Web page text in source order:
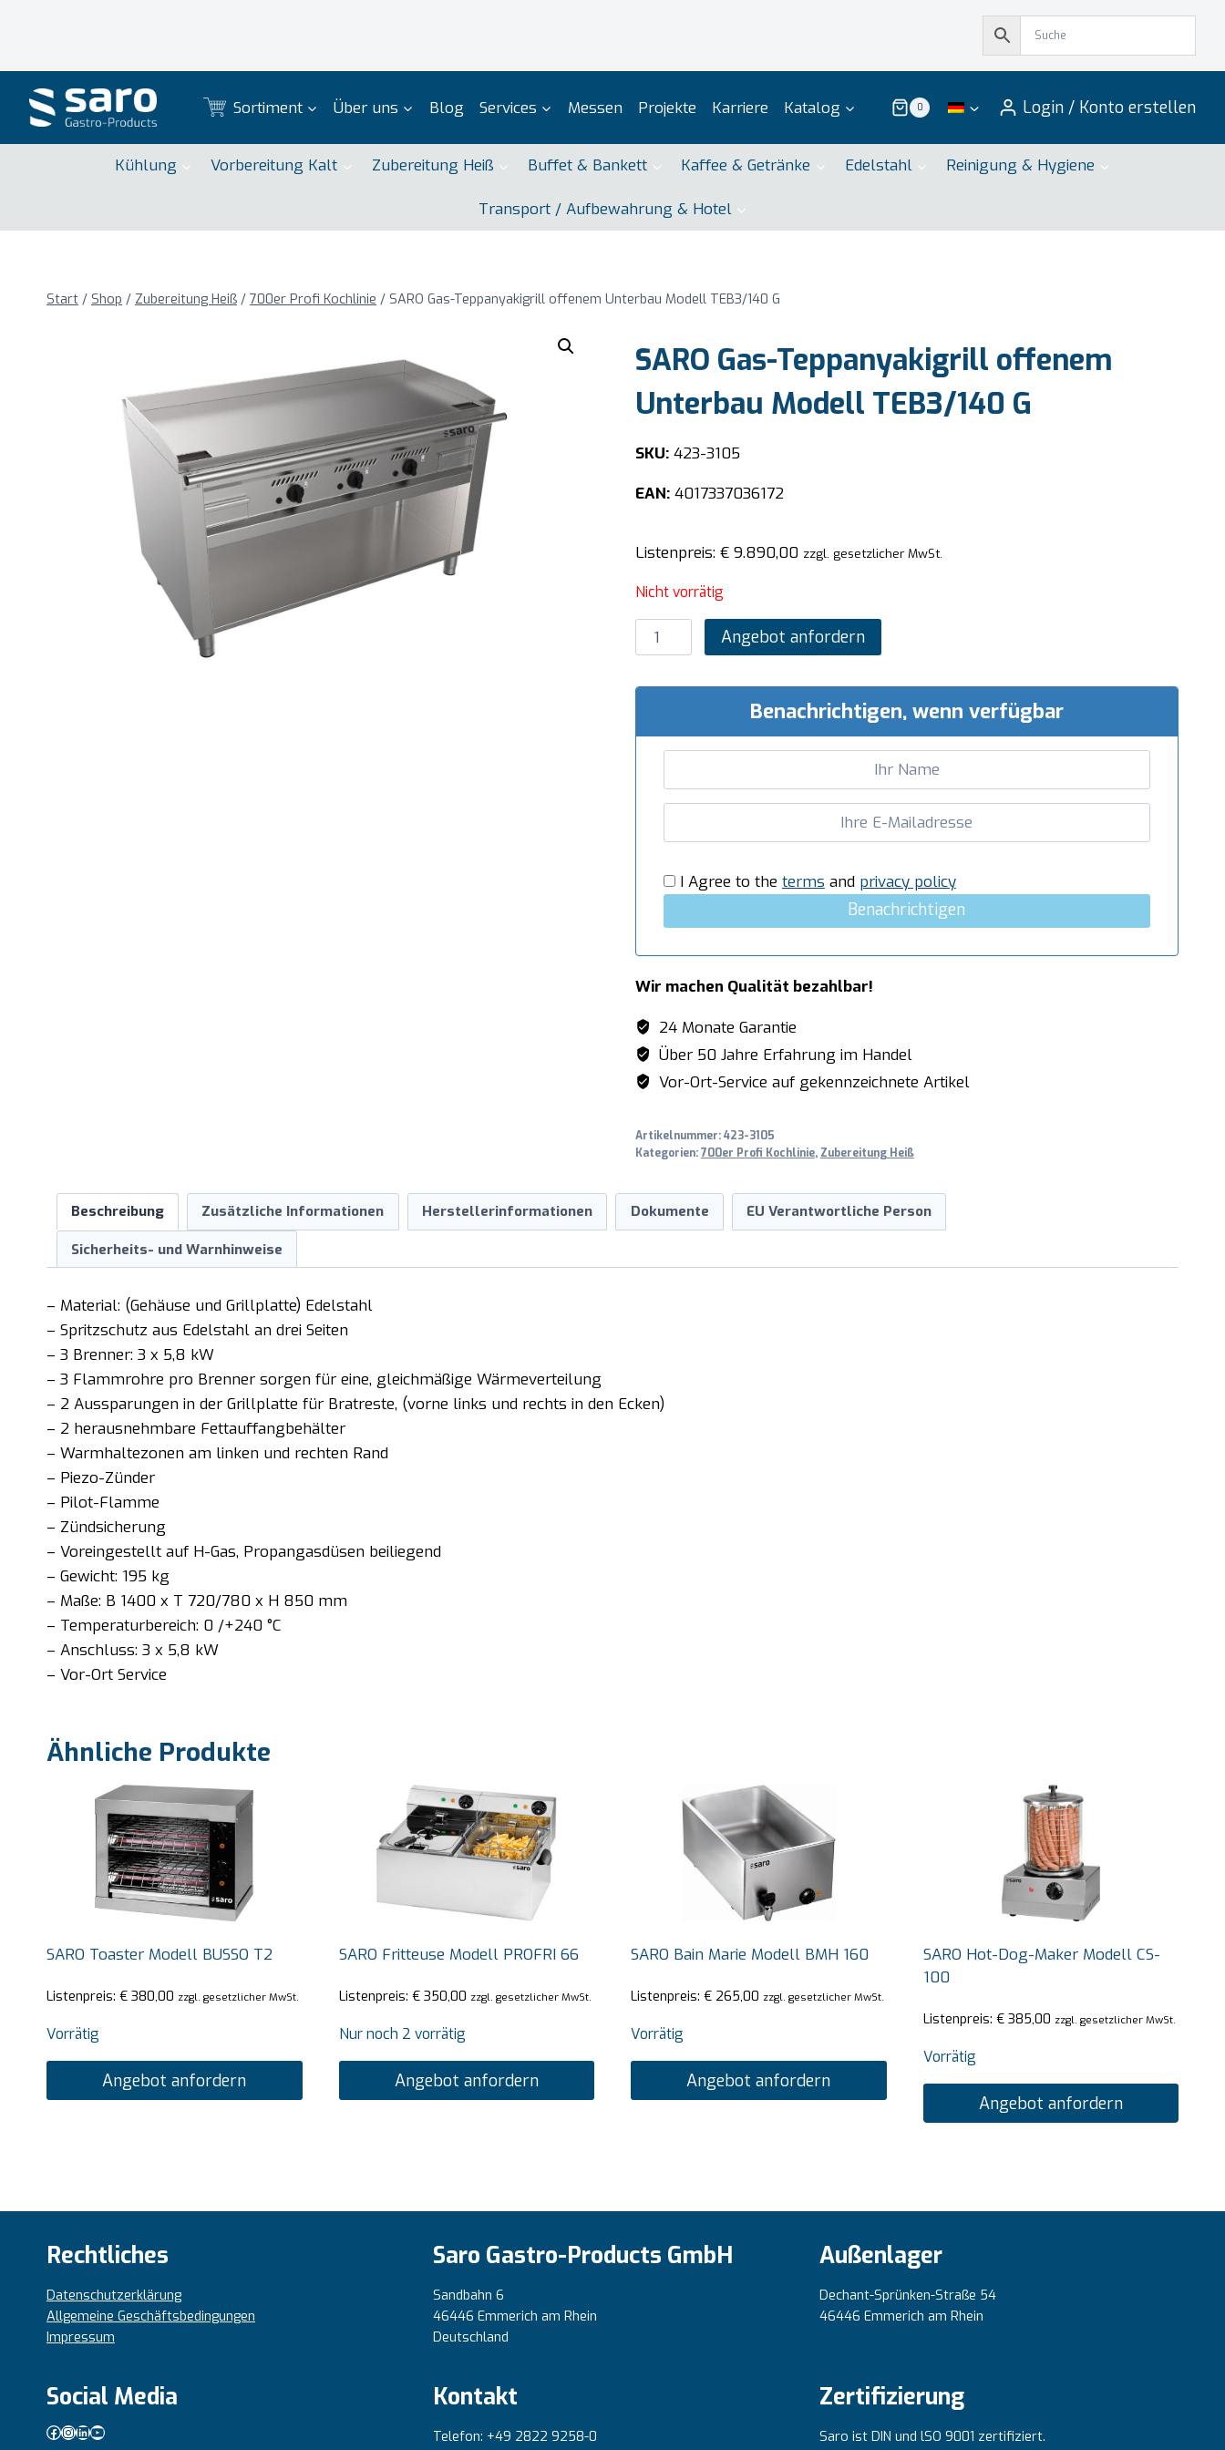
Sortiment Über uns Blog Services Messen Projekte Karriere Katalog 0 Login / Konto erstellen
Kühlung Vorbereitung Kalt Zubereitung Heiß Buffet & Bankett Kaffee & Getränke Edelstahl Reinigung & Hygiene
Transport / Aufbewahrung & Hotel
Start / Shop / Zubereitung Heiß / 700er Profi Kochlinie / SARO Gas-Teppanyakigrill offenem Unterbau Modell TEB3/140 G
SARO Gas-Teppanyakigrill offenem
Unterbau Modell TEB3/140 G
SKU:423-3105
EAN:4017337036172
Listenpreis: €9.890,00 zzgl. gesetzlicher MwSt.
Nicht vorrätig
SARO
Gas-
Modell
Angebot anfordern
Benachrichtigen, wenn verfügbar
I Agree to the terms and privacy policy
Benachrichtigen
Wir machen Qualität bezahlbar!
24 Monate Garantie
Über 50 Jahre Erfahrung im Handel
Vor-Ort-Service auf gekennzeichnete Artikel
Artikelnummer:423-3105
Kategorien:700er Profi Kochlinie, Zubereitung Heiß
Beschreibung Zusätzliche Informationen Herstellerinformationen Dokumente EU Verantwortliche Person
Sicherheits- und Warnhinweise
– Material: (Gehäuse und Grillplatte) Edelstahl
– Spritzschutz aus Edelstahl an drei Seiten
– 3 Brenner: 3 x 5,8 kW
– 3 Flammrohre pro Brenner sorgen für eine, gleichmäßige Wärmeverteilung
– 2 Aussparungen in der Grillplatte für Bratreste, (vorne links und rechts in den Ecken)
– 2 herausnehmbare Fettauffangbehälter
– Warmhaltezonen am linken und rechten Rand
– Piezo-Zünder
– Pilot-Flamme
– Zündsicherung
– Voreingestellt auf H-Gas, Propangasdüsen beiliegend
– Gewicht: 195 kg
– Maße: B 1400 x T 720/780 x H 850 mm
– Temperaturbereich: 0 /+240 °C
– Anschluss: 3 x 5,8 kW
– Vor-Ort Service
Ähnliche Produkte
SARO Toaster Modell BUSSO T2
Listenpreis: € 380,00 zzgl. gesetzlicher MwSt.
Vorrätig
Angebot anfordern
SARO Fritteuse Modell PROFRI 66
Listenpreis: €350,00 zzgl. gesetzlicher MwSt.
Nur noch 2 vorrätig
Angebot anfordern
SARO Bain Marie Modell BMH 160
Listenpreis: € 265,00 zzgl. gesetzlicher MwSt.
Vorrätig
Angebot anfordern
SARO Hot-Dog-Maker Modell CS-
100
Listenpreis: €385,00 zzgl. gesetzlicher MwSt.
Vorrätig
Angebot anfordern
Rechtliches
Datenschutzerklärung
Allgemeine Geschäftsbedingungen
Impressum
Saro Gastro-Products GmbH
Sandbahn 6
46446 Emmerich am Rhein
Deutschland
Außenlager
Dechant-Sprünken-Straße 54
46446 Emmerich am Rhein
Social Media
Facebook
Instagram
LinkedIn
YouTube
Kontakt
Telefon: +49 2822 9258-0
Zertifizierung
Saro ist DIN und lSO 9001 zertifiziert.